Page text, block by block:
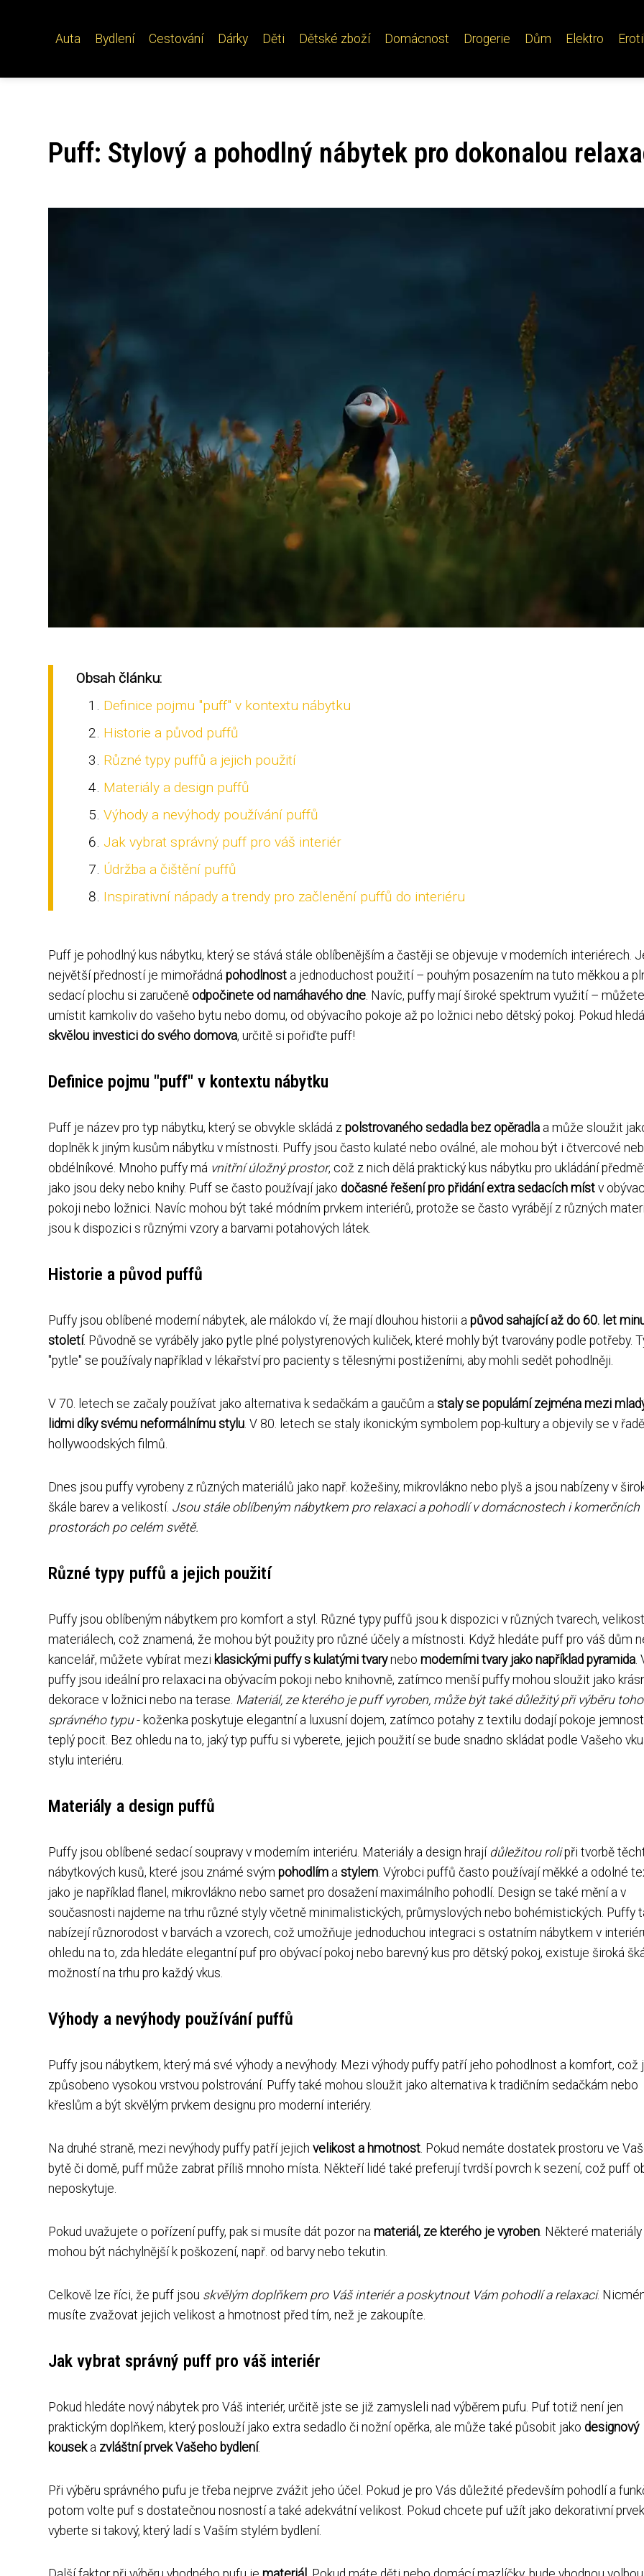
Auta Bydlení Cestování Dárky Děti Dětské zboží Domácnost Drogerie Dům Elektro
Puff: Stylový a pohodlný nábytek pro dokonalou
Obsah článku:
Definice pojmu "puff" v kontextu nábytku
Historie a původ puffů
Různé typy puffů a jejich použití
Materiály a design puffů
Výhody a nevýhody používání puffů
Jak vybrat správný puff pro váš interiér
Údržba a čištění puffů
Inspirativní nápady a trendy pro začlenění puffů do interiéru
Puff je pohodlný kus nábytku, který se stává stále oblíbenějším a častěji se objevuje v moderních interiérech.
největší předností je mimořádná pohodlnost a jednoduchost použití – pouhým posazením na tuto měkkou a
sedací plochu si zaručeně odpočinete od namáhavého dne . Navíc, puffy mají široké spektrum využití –
umístit kamkoliv do vašeho bytu nebo domu, od obývacího pokoje až po ložnici nebo dětský pokoj. Pokud
skvělou investici do svého domova, určitě si pořiďte puff!
Definice pojmu "puff" v kontextu nábytku
Puff je název pro typ nábytku, který se obvykle skládá z polstrovaného sedadla bez opěradla a může sloužit
doplněk k jiným kusům nábytku v místnosti. Puffy jsou často kulaté nebo oválné, ale mohou být i čtvercové
obdélníkové. Mnoho puffy má vnitřní úložný prostor, což z nich dělá praktický kus nábytku pro ukládání
jako jsou deky nebo knihy. Puff se často používají jako dočasné řešení pro přidání extra sedacích míst v
pokoji nebo ložnici. Navíc mohou být také módním prvkem interiérů, protože se často vyrábějí z různých
jsou k dispozici s různými vzory a barvami potahových látek.
Historie a původ puffů
Puffy jsou oblíbené moderní nábytek, ale málokdo ví, že mají dlouhou historii a původ sahající až do 60. let
století. Původně se vyráběly jako pytle plné polystyrenových kuliček, které mohly být tvarovány podle potřeby.
"pytle" se používaly například v lékařství pro pacienty s tělesnými postiženími, aby mohli sedět pohodlněji.
V 70. letech se začaly používat jako alternativa k sedačkám a gaučům a staly se populární zejména mezi
lidmi díky svému neformálnímu stylu . V 80. letech se staly ikonickým symbolem pop-kultury a objevily se v řadě
hollywoodských filmů.
Dnes jsou puffy vyrobeny z různých materiálů jako např. kožešiny, mikrovlákno nebo plyš a jsou nabízeny v
škále barev a velikostí. Jsou stále oblíbeným nábytkem pro relaxaci a pohodlí v domácnostech i komerčních
prostorách po celém světě.
Různé typy puffů a jejich použití
Puffy jsou oblíbeným nábytkem pro komfort a styl. Různé typy puffů jsou k dispozici v různých tvarech,
materiálech, což znamená, že mohou být použity pro různé účely a místnosti. Když hledáte puff pro váš dům
kancelář, můžete vybírat mezi klasickými puffy s kulatými tvarynebo moderními tvary jako například pyramida
puffy jsou ideální pro relaxaci na obývacím pokoji nebo knihovně, zatímco menší puffy mohou sloužit jako
dekorace v ložnici nebo na terase. Materiál, ze kterého je puff vyroben, může být také důležitý při výběru toho
správného typu- koženka poskytuje elegantní a luxusní dojem, zatímco potahy z textilu dodají pokoje
teplý pocit. Bez ohledu na to, jaký typ puffu si vyberete, jejich použití se bude snadno skládat podle Vašeho
stylu interiéru.
Materiály a design puffů
Puffy jsou oblíbené sedací soupravy v moderním interiéru. Materiály a design hrají důležitou rolipři tvorbě
nábytkových kusů, které jsou známé svým pohodlím a stylem . Výrobci puffů často používají měkké a odolné
jako je například flanel, mikrovlákno nebo samet pro dosažení maximálního pohodlí. Design se také mění a v
současnosti najdeme na trhu různé styly včetně minimalistických, průmyslových nebo bohémistických. Puffy
nabízejí různorodost v barvách a vzorech, což umožňuje jednoduchou integraci s ostatním nábytkem v
ohledu na to, zda hledáte elegantní puf pro obývací pokoj nebo barevný kus pro dětský pokoj, existuje široká
možností na trhu pro každý vkus.
Výhody a nevýhody používání puffů
Puffy jsou nábytkem, který má své výhody a nevýhody. Mezi výhody puffy patří jeho pohodlnost a komfort, což
způsobeno vysokou vrstvou polstrování. Puffy také mohou sloužit jako alternativa k tradičním sedačkám nebo
křeslům a být skvělým prvkem designu pro moderní interiéry.
Na druhé straně, mezi nevýhody puffy patří jejich velikost a hmotnost . Pokud nemáte dostatek prostoru ve
bytě či domě, puff může zabrat příliš mnoho místa. Někteří lidé také preferují tvrdší povrch k sezení, což puff
neposkytuje.
Pokud uvažujete o pořízení puffy, pak si musíte dát pozor na materiál, ze kterého je vyroben . Některé materiály
mohou být náchylnější k poškození, např. od barvy nebo tekutin.
Celkově lze říci, že puff jsou skvělým doplňkem pro Váš interiér a poskytnout Vám pohodlí a relaxaci.
musíte zvažovat jejich velikost a hmotnost před tím, než je zakoupíte.
Jak vybrat správný puff pro váš interiér
Pokud hledáte nový nábytek pro Váš interiér, určitě jste se již zamysleli nad výběrem pufu. Puf totiž není jen
praktickým doplňkem, který poslouží jako extra sedadlo či nožní opěrka, ale může také působit jako designový
kouseka zvláštní prvek Vašeho bydlení.
Při výběru správného pufu je třeba nejprve zvážit jeho účel. Pokud je pro Vás důležité především pohodlí a
potom volte puf s dostatečnou nosností a také adekvátní velikost. Pokud chcete puf užít jako dekorativní
vyberte si takový, který ladí s Vaším stylém bydlení.